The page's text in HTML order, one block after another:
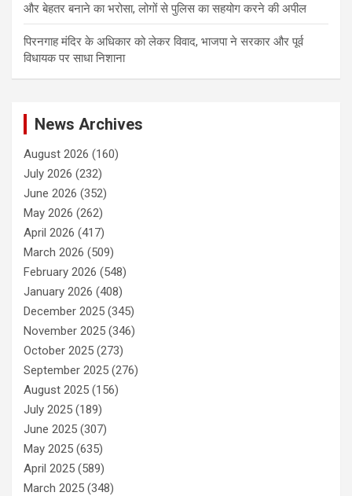
और बेहतर बनाने का भरोसा, लोगों से पुलिस का सहयोग करने की अपील
पिरनगाह मंदिर के अधिकार को लेकर विवाद, भाजपा ने सरकार और पूर्व
विधायक पर साधा निशाना
News Archives
August 2026 (160)
July 2026 (232)
June 2026 (352)
May 2026 (262)
April 2026 (417)
March 2026 (509)
February 2026 (548)
January 2026 (408)
December 2025 (345)
November 2025 (346)
October 2025 (273)
September 2025 (276)
August 2025 (156)
July 2025 (189)
June 2025 (307)
May 2025 (635)
April 2025 (589)
March 2025 (348)